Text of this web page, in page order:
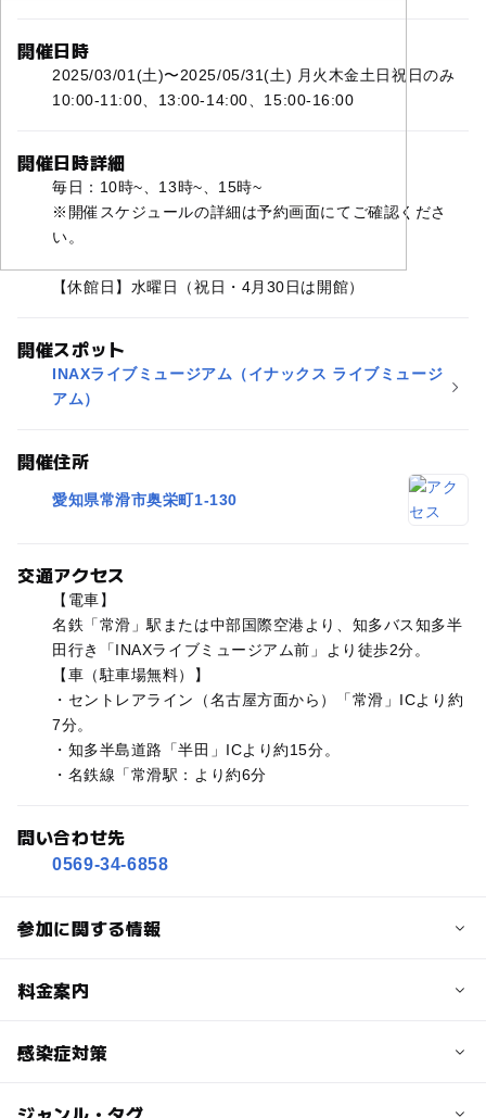
開催日時
2025/03/01(土)〜2025/05/31(土) 月火木金土日祝日のみ
10:00-11:00、13:00-14:00、15:00-16:00
開催日時詳細
毎日：10時~、13時~、15時~
※開催スケジュールの詳細は予約画面にてご確認くださ
い。
【休館日】水曜日（祝日・4月30日は開館）
開催スポット
INAXライブミュージアム（イナックス ライブミュージ
アム）
開催住所
愛知県常滑市奥栄町1-130
交通アクセス
【電車】
名鉄「常滑」駅または中部国際空港より、知多バス知多半
田行き「INAXライブミュージアム前」より徒歩2分。
【車（駐車場無料）】
・セントレアライン（名古屋方面から）「常滑」ICより約
7分。
・知多半島道路「半田」ICより約15分。
・名鉄線「常滑駅：より約6分
問い合わせ先
0569-34-6858
参加に関する情報
対象年齢
料金案内
子供の料金
感染症対策
2023年3月13日より、​INAXライブミュージアム施設内で